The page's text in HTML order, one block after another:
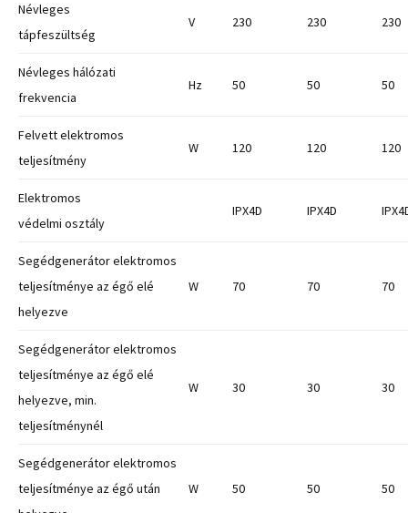
Névleges
tápfeszültség
V 230 230 230
Névleges hálózati
frekvencia
Hz 50 50 50
Felvett elektromos
teljesítmény
W 120 120 120
Elektromos
védelmi osztály
IPX4D IPX4D
Segédgenerátor elektromos
teljesítménye az égő elé
helyezve
W 70 70 70
Segédgenerátor elektromos
teljesítménye az égő elé
helyezve, min.
teljesítménynél
W 30 30 30
Segédgenerátor elektromos
teljesítménye az égő után
W 50 50 50